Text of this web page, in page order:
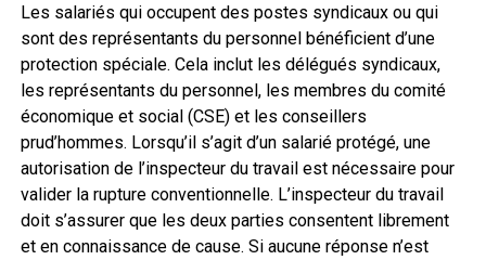
Les salariés qui occupent des postes syndicaux ou qui
sont des représentants du personnel bénéficient d’une
protection spéciale. Cela inclut les délégués syndicaux,
les représentants du personnel, les membres du comité
économique et social (CSE) et les conseillers
prud’hommes. Lorsqu’il s’agit d’un salarié protégé, une
autorisation de l’inspecteur du travail est nécessaire pour
valider la rupture conventionnelle. L’inspecteur du travail
doit s’assurer que les deux parties consentent librement
et en connaissance de cause. Si aucune réponse n’est